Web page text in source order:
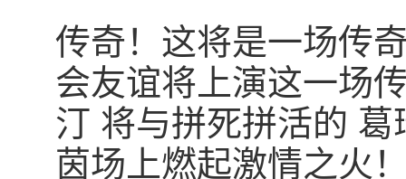
传奇！这将是一场传
会友谊将上演这一场
汀 将与拼死拼活的
茵场上燃起激情之火